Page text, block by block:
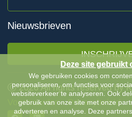
Nieuwsbrieven
Ⓒ 2026 All rights reserved by
Voorwaarden-Privacybeleid
Deze site gebruikt
We gebruiken cookies om
personaliseren, om functies voor
websiteverkeer te analyseren. Ook
gebruik van onze site met onze
adverteren en analyse. Deze